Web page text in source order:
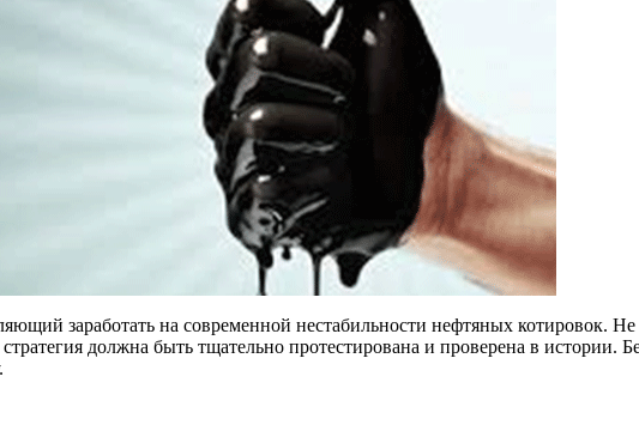
заработать на современной нестабильности нефтяных котировок. Не
должна быть тщательно протестирована и проверена в истории.